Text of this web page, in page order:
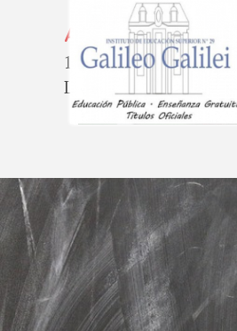
Atención
19.00 - 21.00
Lunes a Viernes